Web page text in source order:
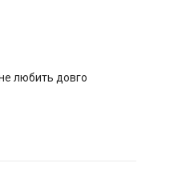
любить довго